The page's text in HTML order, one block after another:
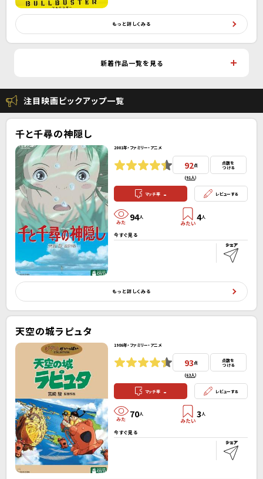
もっと詳しくみる
新着作品一覧を見る
注目映画ピックアップ一覧
千と千尋の神隠し
2001年・ファミリー・アニメ
92点
(91人）
点数を
つける
マッチ率 - レビューする
94人 4人
今すぐ見る
もっと詳しくみる
天空の城ラピュタ
1986年・ファミリー・アニメ
93 点
(63人）
点数を
つける
マッチ率 - レビューする
70人 3人
今すぐ見る